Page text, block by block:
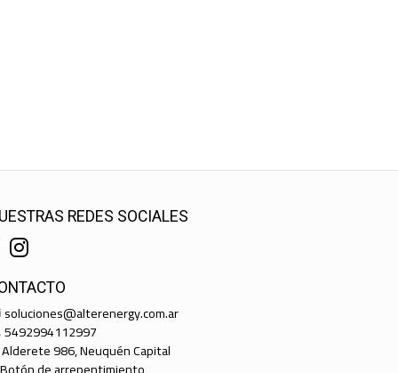
REDES SOCIALES
soluciones@alterenergy.com.ar
5492994112997
Alderete 986, Neuquén Capital